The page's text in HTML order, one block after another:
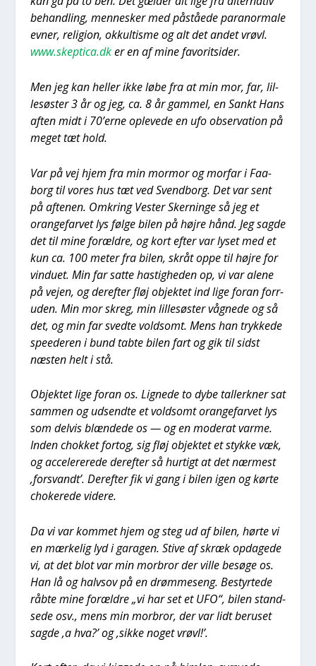
behand­ling, men­ne­sker med påstå­e­de para­nor­ma­le
evner, reli­gion, okkul­tis­me og alt det andet vrøvl.
www.skeptica.dker en af mine favo­rit­si­der.
Men jeg kan hel­ler ikke løbe fra at min mor, far, lil­
le­sø­ster 3 år og jeg, ca. 8 år gam­mel, en Sankt Hans
aften midt i 70’erne ople­ve­de en ufo obser­va­tion på
meget tæt hold.
Var på vej hjem fra min mor­mor og mor­far i Faa­
borg til vores hus tæt ved Svend­borg. Det var sent
på afte­nen. Omkring Vester Sker­nin­ge så jeg et
oran­ge­far­vet lys føl­ge bilen på høj­re hånd. Jeg sag­de
det til mine for­æl­dre, og kort efter var lyset med et
kun ca. 100 meter fra bilen, skråt oppe til høj­re for
vin­du­et. Min far sat­te hastig­he­den op, vi var ale­ne
på vej­en, og der­ef­ter fløj objek­tet ind lige for­an for­r­
u­den. Min mor skreg, min lil­le­sø­ster våg­ne­de og så
det, og min far sved­te vold­somt. Mens han tryk­ke­de
spe­e­de­ren i bund tab­te bilen fart og gik til sidst
næsten helt i stå.
Objek­tet lige for­an os. Lig­ne­de to dybe tal­ler­k­ner sat
sam­men og udsend­te et vold­somt oran­ge­far­vet lys
som del­vis blæn­de­de os — og en mode­rat var­me.
Inden chok­ket for­tog, sig fløj objek­tet et styk­ke væk,
og acce­le­re­re­de der­ef­ter så hur­tigt at det nær­mest
‚for­svandt’. Der­ef­ter fik vi gang i bilen igen og kør­te
cho­ke­re­de vide­re.
Da vi var kom­met hjem og steg ud af bilen, hør­te vi
en mær­ke­lig lyd i gara­gen. Sti­ve af skræk opda­ge­de
vi, at det blot var min mor­bror der vil­le besø­ge os.
Han lå og halvsov på en drøm­me­seng. Bestyr­te­de
råb­te mine for­æl­dre „vi har set et UFO“, bilen stand­
se­de osv., mens min mor­bror, der var lidt beru­set
sag­de ‚a hva?’ og ‚sik­ke noget vrøvl!’.